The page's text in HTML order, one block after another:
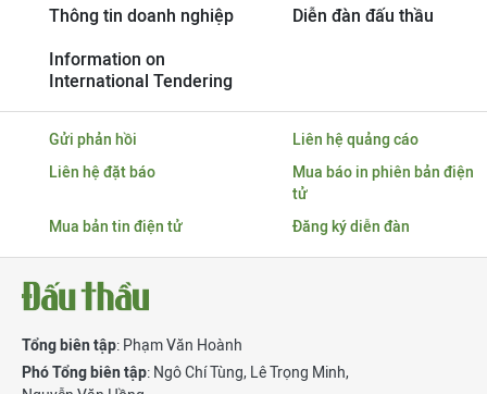
Thông tin doanh nghiệp Diễn đàn đấu thầu
Information on
International Tendering
Gửi phản hồi
Liên hệ quảng cáo
Liên hệ đặt báo
Mua báo in phiên bản điện
tử
Mua bản tin điện tử
Đăng ký diễn đàn
Tổng biên tập: Phạm Văn Hoành
Phó Tổng biên tập: Ngô Chí Tùng, Lê Trọng Minh,